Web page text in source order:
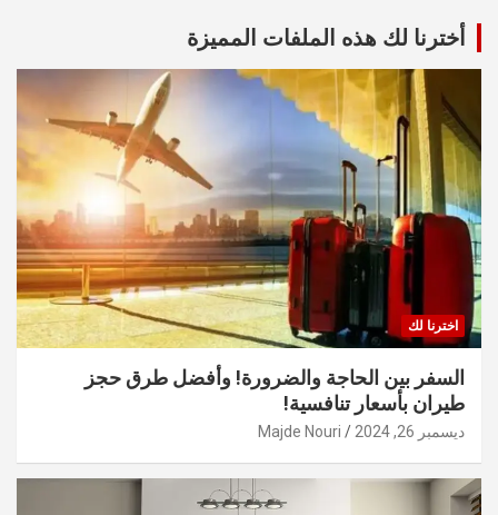
أخترنا لك هذه الملفات المميزة
اخترنا لك
السفر بين الحاجة والضرورة! وأفضل طرق حجز
طيران بأسعار تنافسية!
ديسمبر 26, 2024 Majde Nouri